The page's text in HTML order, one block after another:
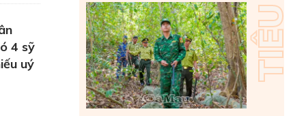
4 sỹ
uý